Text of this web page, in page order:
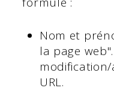
Nom et
la page web".
modification/
URL.